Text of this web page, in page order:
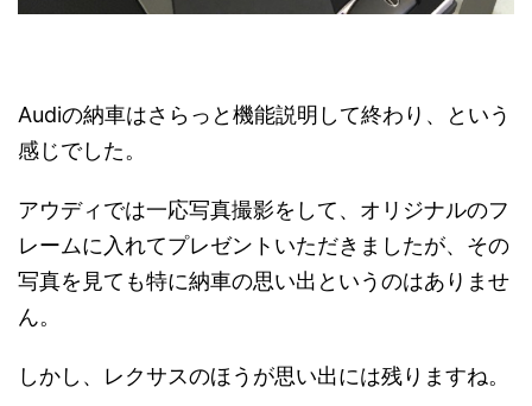
Audiの納車はさらっと機能説明して終わり、という
感じでした。
アウディでは一応写真撮影をして、オリジナルのフ
レームに入れてプレゼントいただきましたが、その
写真を見ても特に納車の思い出というのはありませ
ん。
しかし、レクサスのほうが思い出には残りますね。